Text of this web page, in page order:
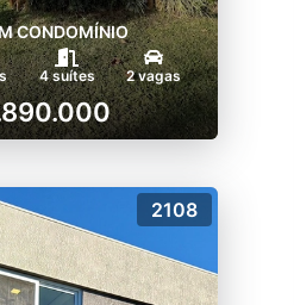
CONDOMÍNIO
4 suítes 2 vagas
2108